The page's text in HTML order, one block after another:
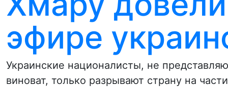
эфире
Украинские националисты, не
виноват, только разрывают страну на